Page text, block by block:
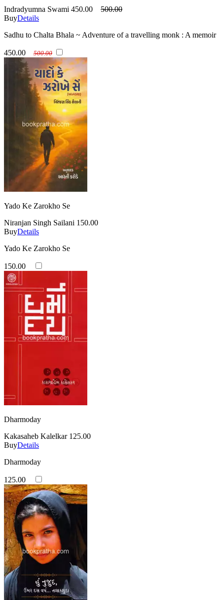
Indradyumna Swami 450.00
500.00
BuyDetails
Sadhu to Chalta Bhala ~ Adventure of a travelling monk : A memoir
450.00 500.00
Yado Ke Zarokho Se
Niranjan Singh Sailani 150.00
BuyDetails
Yado Ke Zarokho Se
150.00
Dharmoday
Kakasaheb Kalelkar 125.00
BuyDetails
Dharmoday
125.00